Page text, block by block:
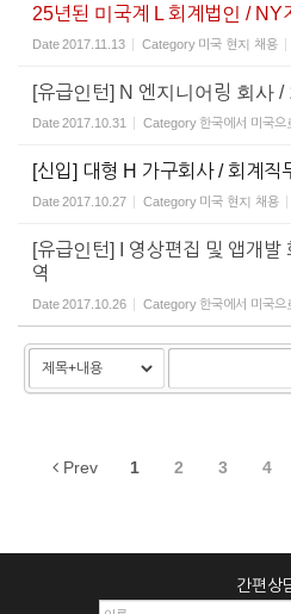
25년된 미국계 L 회계법인 / NY
Date2017.11.13 Category 미국 현지 채용
[유급인턴] N 엔지니어링 회사
Date2017.10.31 Category 한국에서 미국으
[신입] 대형 H 가구회사 / 회계직
Date2017.10.27 Category 미국 현지 채용
[유급인턴] I 영상편집 및 앱개발
역
Date2017.10.26 Category 한국에서 미국으
Prev 1 2 3 4
간편상